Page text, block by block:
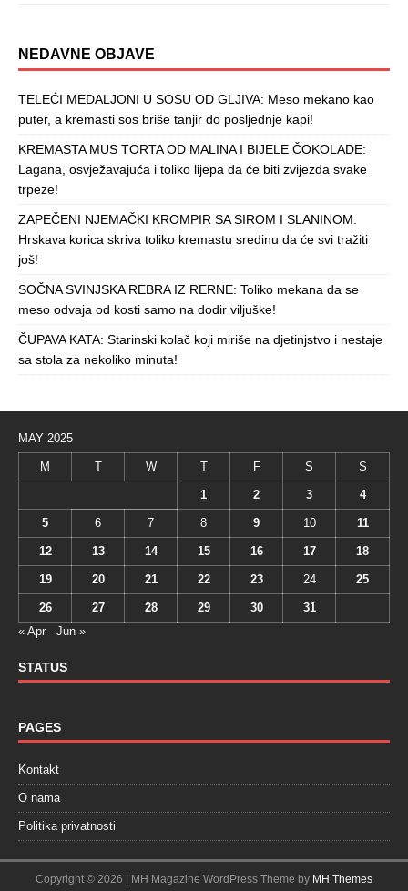
NEDAVNE OBJAVE
TELEĆI MEDALJONI U SOSU OD GLJIVA: Meso mekano kao
puter, a kremasti sos briše tanjir do posljednje kapi!
KREMASTA MUS TORTA OD MALINA I BIJELE ČOKOLADE:
Lagana, osvježavajuća i toliko lijepa da će biti zvijezda svake
trpeze!
ZAPEČENI NJEMAČKI KROMPIR SA SIROM I SLANINOM:
Hrskava korica skriva toliko kremastu sredinu da će svi tražiti
još!
SOČNA SVINJSKA REBRA IZ RERNE: Toliko mekana da se
meso odvaja od kosti samo na dodir viljuške!
ČUPAVA KATA: Starinski kolač koji miriše na djetinjstvo i nestaje
sa stola za nekoliko minuta!
MAY 2025
M T W T F S S
1 2 3 4
5 6 7 8 9 10 11
12 13 14 15 16 17 18
19 20 21 22 23 24 25
26 27 28 29 30
31
« Apr
Jun »
STATUS
PAGES
Kontakt
O nama
Politika privatnosti
Copyright © 2026 | MH Magazine WordPress Theme by MH Themes